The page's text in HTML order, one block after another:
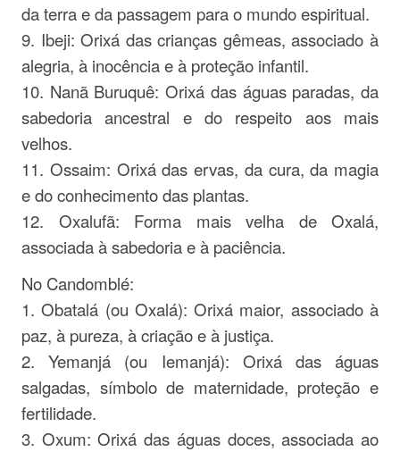
da terra e da passagem para o mundo espiritual.
9. Ibeji: Orixá das crianças gêmeas, associado à
alegria, à inocência e à proteção infantil.
10. Nanã Buruquê: Orixá das águas paradas, da
sabedoria ancestral e do respeito aos mais
velhos.
11. Ossaim: Orixá das ervas, da cura, da magia
e do conhecimento das plantas.
12. Oxalufã: Forma mais velha de Oxalá,
associada à sabedoria e à paciência.
No Candomblé:
1. Obatalá (ou Oxalá): Orixá maior, associado à
paz, à pureza, à criação e à justiça.
2. Yemanjá (ou Iemanjá): Orixá das águas
salgadas, símbolo de maternidade, proteção e
fertilidade.
3. Oxum: Orixá das águas doces, associada ao